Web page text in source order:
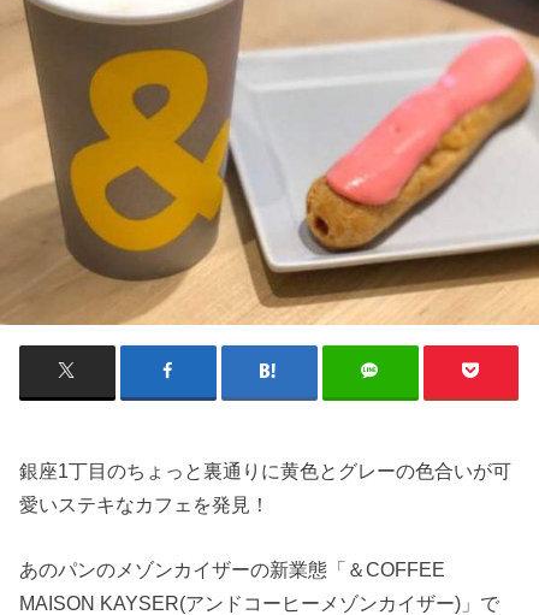
銀座1丁目のちょっと裏通りに黄色とグレーの色合いが可
愛いステキなカフェを発見！
あのパンのメゾンカイザーの新業態「＆COFFEE
MAISON KAYSER(アンドコーヒーメゾンカイザー)」で